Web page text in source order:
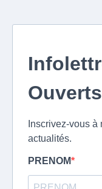
Ouverts
Inscrivez-vous
actualités.
PRENOM